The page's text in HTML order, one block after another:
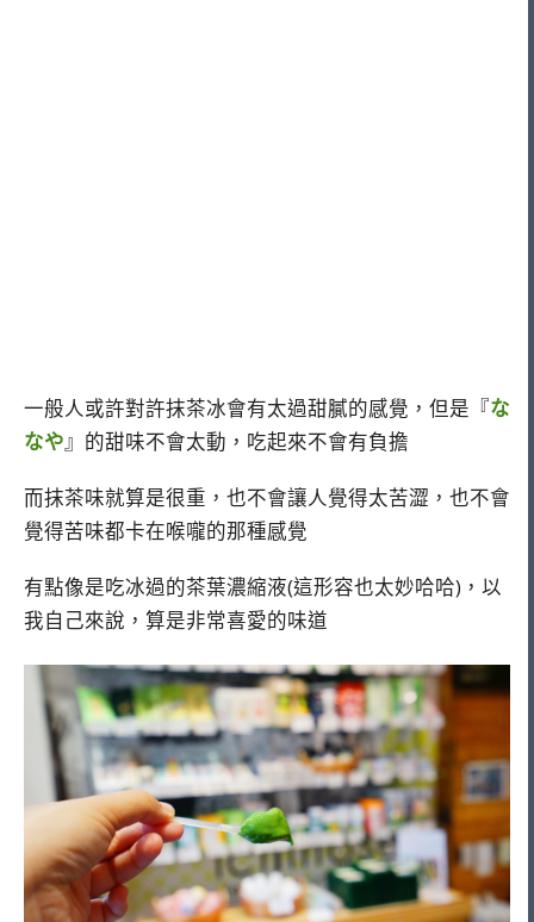
一般人或許對許抹茶冰會有太過甜膩的感覺，但是『な
なや』的甜味不會太動，吃起來不會有負擔
而抹茶味就算是很重，也不會讓人覺得太苦澀，也不會
覺得苦味都卡在喉嚨的那種感覺
有點像是吃冰過的茶葉濃縮液(這形容也太妙哈哈)，以
我自己來說，算是非常喜愛的味道